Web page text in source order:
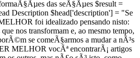
das seÃ§Ãµes $result =
Description $head['description'] = "Se
foi idealizado pensando nisto:
nos transformam e, ao mesmo tempo,
se comeÃ§armos a mudar a nÃ³s
MELHOR vocÃª encontrarÃ¡ artigos